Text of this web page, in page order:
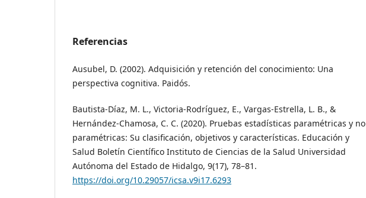
Referencias
Ausubel, D. (2002). Adquisición y retención del conocimiento: Una
perspectiva cognitiva. Paidós.
Bautista-Díaz, M. L., Victoria-Rodríguez, E., Vargas-Estrella, L. B., &
Hernández-Chamosa, C. C. (2020). Pruebas estadísticas paramétricas y no
paramétricas: Su clasificación, objetivos y características. Educación y
Salud Boletín Científico Instituto de Ciencias de la Salud Universidad
Autónoma del Estado de Hidalgo, 9(17), 78–81.
https://doi.org/10.29057/icsa.v9i17.6293